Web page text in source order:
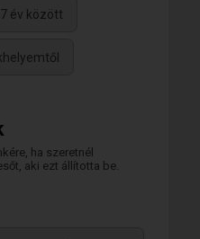
év között
ha szeretnél
aki ezt állította be.